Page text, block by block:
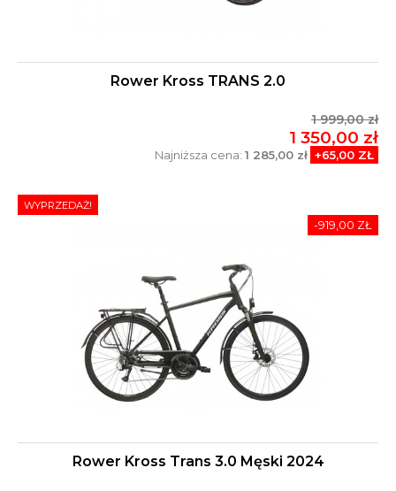
Rower Kross TRANS 2.0
1 999,00 zł
1 350,00 zł
Najniższa cena: 1 285,00 zł +65,00 ZŁ
Rower Kross Trans 3.0 Męski 2024
WYPRZEDAŻ!
-919,00 ZŁ